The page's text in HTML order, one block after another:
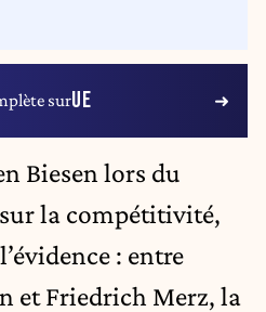
surUE
Biesen lors du
la compétitivité,
: entre
et Friedrich Merz, la